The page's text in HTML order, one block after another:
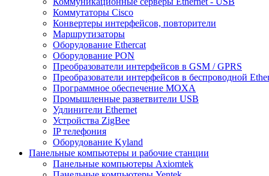
Коммутаторы Cisco
Конвертеры интерфейсов, повторители
Маршрутизаторы
Оборудование Ethercat
Оборудование PON
Преобразователи интерфейсов в GSM / GPRS
Преобразователи интерфейсов в беспроводной
Программное обеспечение MOXA
Промышленные разветвители USB
Удлинители Ethernet
Устройства ZigBee
IP телефония
Оборудование Kyland
Панельные компьютеры и рабочие станции
Панельные компьютеры Axiomtek